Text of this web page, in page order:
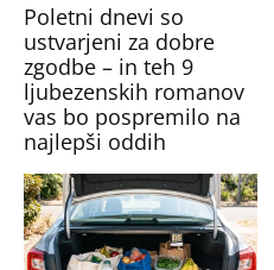
Poletni dnevi so
ustvarjeni za dobre
zgodbe – in teh 9
ljubezenskih romanov
vas bo pospremilo na
najlepši oddih